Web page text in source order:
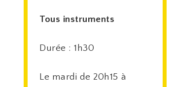
Tous instruments
Durée : 1h30
Le mardi de 20h15 à